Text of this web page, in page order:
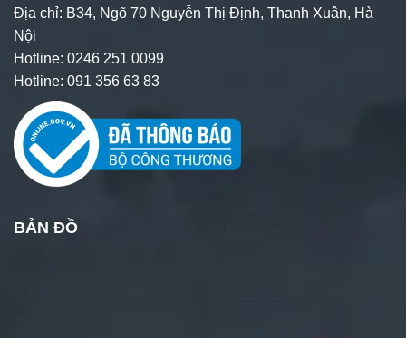
Địa chỉ: B34, Ngõ 70 Nguyễn Thị Định, Thanh Xuân, Hà
Nội
Hotline: 0246 251 0099
Hotline: 091 356 63 83
BẢN ĐỒ